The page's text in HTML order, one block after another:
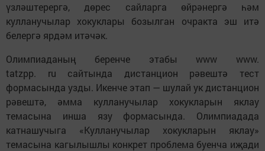
үзләштерергә, дөрес сайларга өйрәнергә һәм
кулланучылар хокуклары бозылган очракта эш итә
белергә ярдәм итәчәк.
Олимпиаданың беренче этабы www www.
tatzpp. ru сайтында дистанцион рәвештә тест
формасында узды. Икенче этап — шулай ук дистанцион
рәвештә, әмма кулланучылар хокукларын яклау
темасына инша язу формасында. Олимпиадада
катнашучыга «Кулланучылар хокукларын яклау»
темасына кагылышлы конкрет проблема буенча иҗади